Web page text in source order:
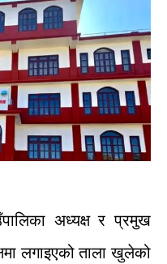
अध्यक्ष र प्रमुख
लगाइएको ताला खुलेको